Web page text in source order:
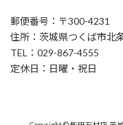
郵便番号：〒300-4231
住所：茨城県つくば市北
TEL：029-867-4555
定休日：日曜・祝日